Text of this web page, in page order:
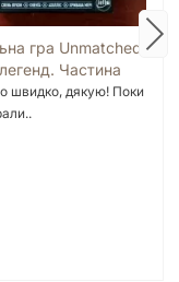
ігри серії 7 чудес
ігри серії Бенґ
гра Unmatched:
Частина
швидко, дякую! Поки